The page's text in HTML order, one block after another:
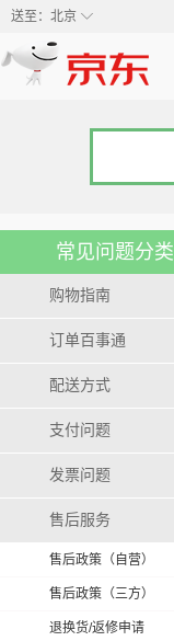
◇
送至： 北京
常见问题分类
购物指南
订单百事通
配送方式
支付问题
发票问题
售后服务
售后政策（自营）
售后政策（三方）
退换货/返修申请